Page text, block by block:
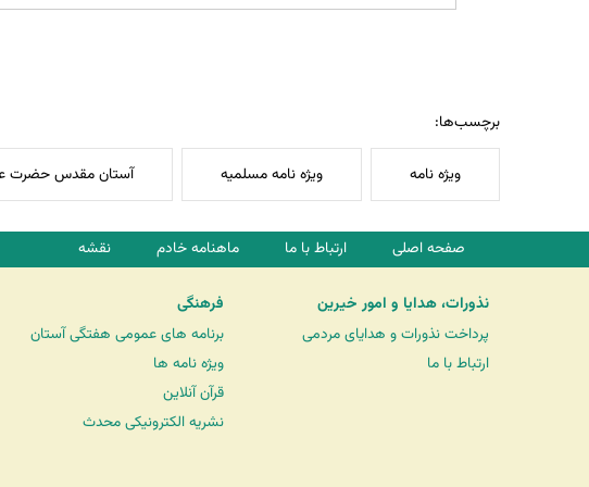
برچسب‌ها:
ویژه نامه ویژه نامه مسلمیه آستان مقدس حضرت
صفحه اصلی ارتباط با ما ماهنامه خادم نقشه
نذورات، هدایا و امور خیرین
پرداخت نذورات و هدایای مردمی
ارتباط با ما
فرهنگی
برنامه های عمومی هفتگی آستان
ویژه نامه ها
قرآن آنلاین
نشریه الکترونیکی محدث